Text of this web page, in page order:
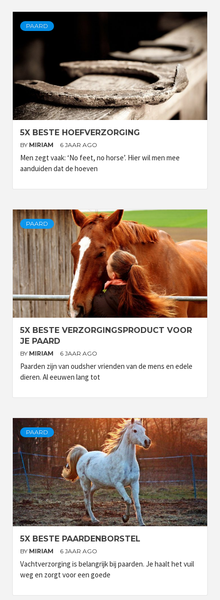
PAARD
5X BESTE HOEFVERZORGING
BY MIRIAM 6 JAAR AGO
Men zegt vaak: ‘No feet, no horse’. Hier wil men mee
aanduiden dat de hoeven
PAARD
5X BESTE VERZORGINGSPRODUCT VOOR
JE PAARD
BY MIRIAM 6 JAAR AGO
Paarden zijn van oudsher vrienden van de mens en edele
dieren. Al eeuwen lang tot
PAARD
5X BESTE PAARDENBORSTEL
BY MIRIAM 6 JAAR AGO
Vachtverzorging is belangrijk bij paarden. Je haalt het vuil
weg en zorgt voor een goede